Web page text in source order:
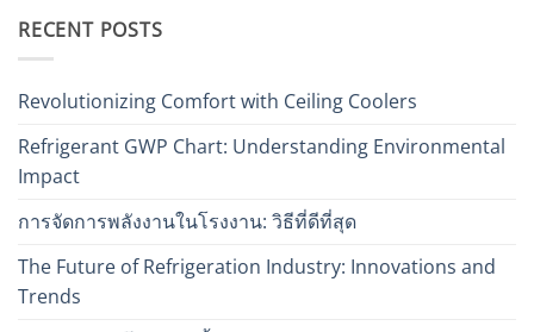
RECENT POSTS
Revolutionizing Comfort with Ceiling Coolers
Refrigerant GWP Chart: Understanding Environmental
Impact
การจัดการพลังงานในโรงงาน: วิธีที่ดีที่สุด
The Future of Refrigeration Industry: Innovations and
Trends